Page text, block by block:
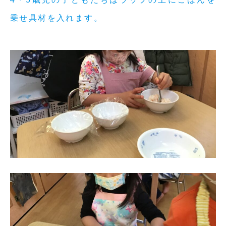
乗せ具材を入れます。